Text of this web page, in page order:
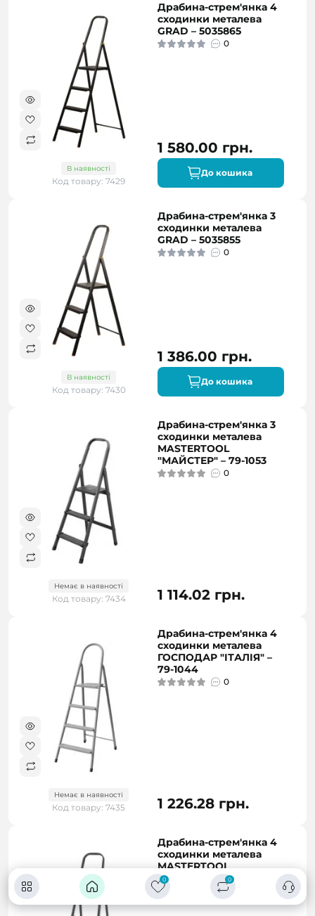
0 0
В наявності
Код товару: 7429
Драбина-стрем'янка 4
сходинки металева
GRAD – 5035865
0
1 580.00 грн.
До кошика
В наявності
Код товару: 7430
Драбина-стрем'янка 3
сходинки металева
GRAD – 5035855
0
1 386.00 грн.
До кошика
Немає в наявності
Код товару: 7434
Драбина-стрем'янка 3
сходинки металева
MASTERTOOL
"МАЙСТЕР" – 79-1053
0
1 114.02 грн.
Немає в наявності
Код товару: 7435
Драбина-стрем'янка 4
сходинки металева
ГОСПОДАР "ІТАЛІЯ" –
79-1044
0
1 226.28 грн.
Драбина-стрем'янка 4
сходинки металева
MASTERTOOL
"МАЙСТЕР" – 79-1054
0